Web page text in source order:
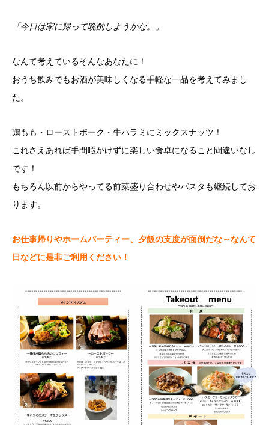
「今日は家に帰って晩酌しようかな。」
なんて考えているそんなあなたに！
おうち飲みでもお酒が美味しくなる手軽な一品を考えてみまし
た。
鶏もも・ローストポーク・牛ハラミにミックスナッツ！
これさえあれば手間暇かけずに楽しい食卓になること間違いなし
です！
もちろん以前からやってる前菜盛り合わせやパスタも継続してお
ります。
お仕事帰りやホームパーティー、夕飯の支度が面倒だな～なんて
日などに是非ご利用ください！